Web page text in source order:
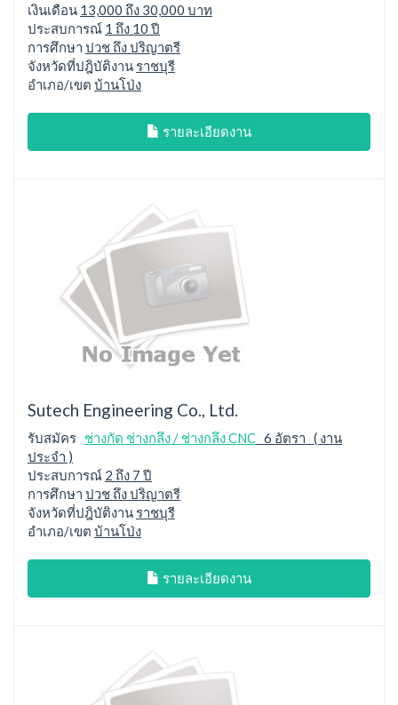
เงินเดือน 13,000 ถึง 30,000 บาท
ประสบการณ์ 1 ถึง 10 ปี
การศึกษา ปวช ถึง ปริญาตรี
จังหวัดที่ปฎิบัติงาน ราชบุรี
อำเภอ/เขต บ้านโป่ง
รายละเอียดงาน
Sutech Engineering Co., Ltd.
รับสมัคร ช่างกัด ช่างกลึง / ช่างกลึง CNC 6 อัตรา ( งาน
ประจำ )
ประสบการณ์ 2 ถึง 7 ปี
การศึกษา ปวช ถึง ปริญาตรี
จังหวัดที่ปฎิบัติงาน ราชบุรี
อำเภอ/เขต บ้านโป่ง
รายละเอียดงาน